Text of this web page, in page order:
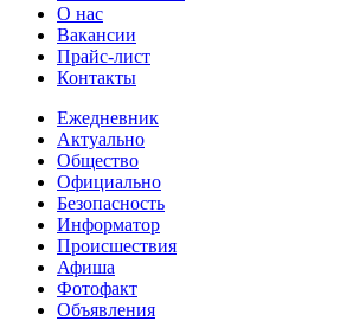
О нас
Вакансии
Прайс-лист
Контакты
Ежедневник
Актуально
Общество
Официально
Безопасность
Информатор
Происшествия
Афиша
Фотофакт
Объявления